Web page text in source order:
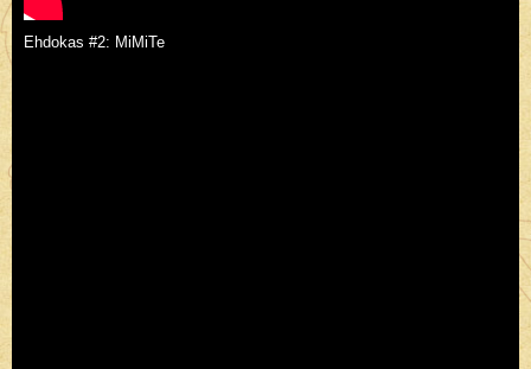
Ehdokas #2: MiMiTe